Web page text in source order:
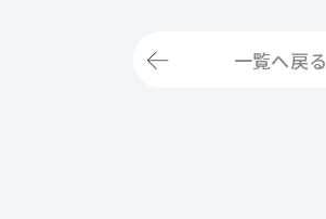
一覧へ戻る